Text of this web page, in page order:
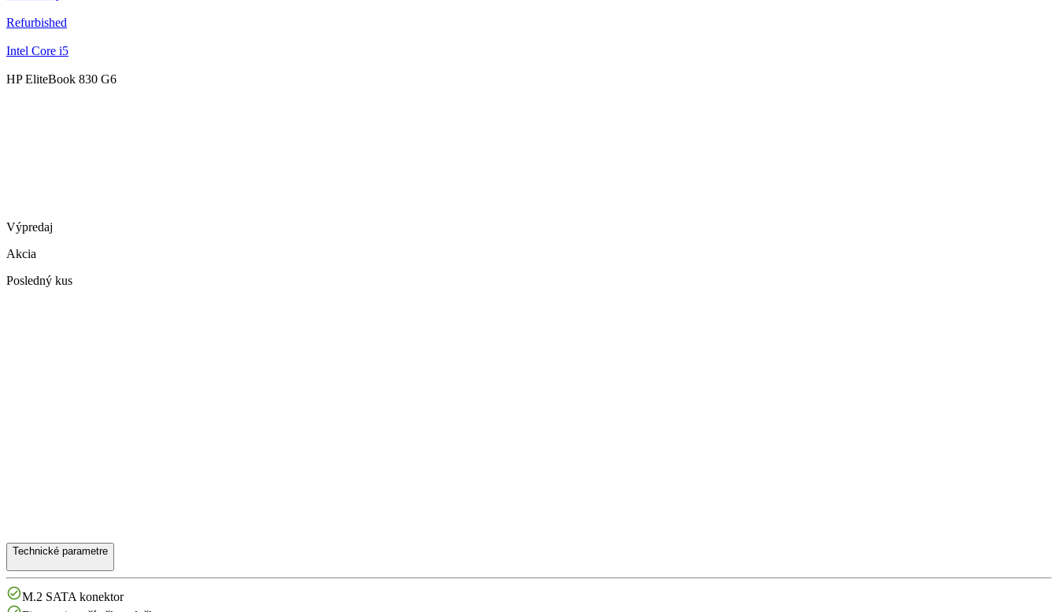
Refurbished
Intel Core i5
HP EliteBook 830 G6
Výpredaj
Akcia
Posledný kus
Technické parametre
M.2 SATA konektor